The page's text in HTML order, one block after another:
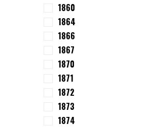
1860
1864
1866
1867
1870
1871
1872
1873
1874